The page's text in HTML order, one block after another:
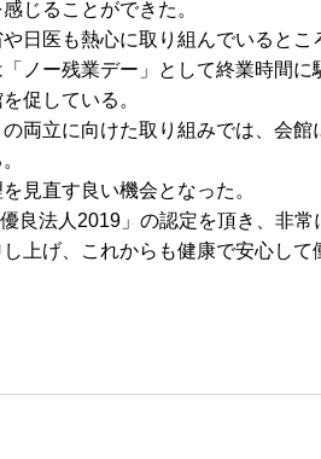
じることができた。
日医も熱心に取り組んでいると
ノー残業デー」として終業時間
促している。
両立に向けた取り組みでは、会
見直す良い機会となった。
法人2019」の認定を頂き、非常
上げ、これからも健康で安心し